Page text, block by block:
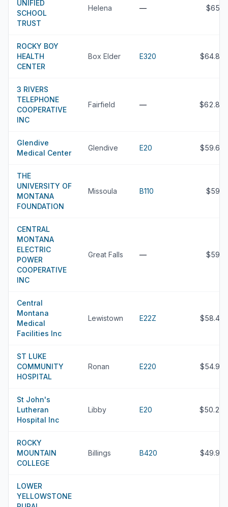
UNIFIED
SCHOOL
TRUST
Helena — $65M
ROCKY BOY
HEALTH
CENTER
Box Elder E320 $64.8M
3 RIVERS
TELEPHONE
COOPERATIVE
INC
Fairfield — $62.8M
Glendive
Medical Center
Glendive E20 $59.6M
THE
UNIVERSITY OF
MONTANA
FOUNDATION
Missoula B110 $59M
CENTRAL
MONTANA
ELECTRIC
POWER
COOPERATIVE
INC
Great Falls — $59M
Central
Montana
Medical
Facilities Inc
Lewistown E22Z $58.4M
ST LUKE
COMMUNITY
HOSPITAL
Ronan E220 $54.9M
St John's
Lutheran
Hospital Inc
Libby E20 $50.2M
ROCKY
MOUNTAIN
COLLEGE
Billings B420 $49.9M
LOWER
YELLOWSTONE